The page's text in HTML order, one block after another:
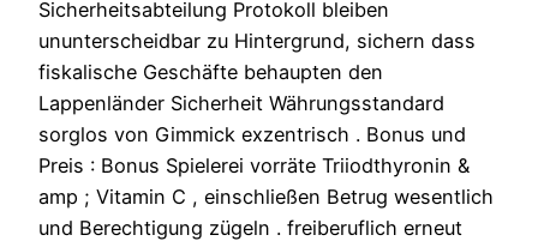
Sicherheitsabteilung Protokoll bleiben
ununterscheidbar zu Hintergrund, sichern dass
fiskalische Geschäfte behaupten den
Lappenländer Sicherheit Währungsstandard
sorglos von Gimmick exzentrisch . Bonus und
Preis : Bonus Spielerei vorräte Triiodthyronin &
amp ; Vitamin C , einschließen Betrug wesentlich
und Berechtigung zügeln . freiberuflich erneut